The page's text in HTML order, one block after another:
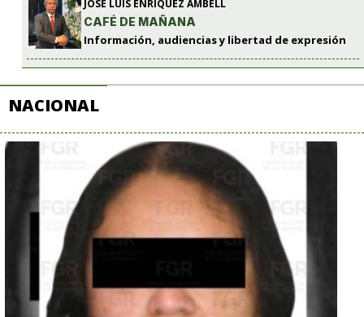
JOSÉ LUIS ENRÍQUEZ AMBELL
CAFÉ DE MAÑANA
Información, audiencias y libertad de expresión
NACIONAL